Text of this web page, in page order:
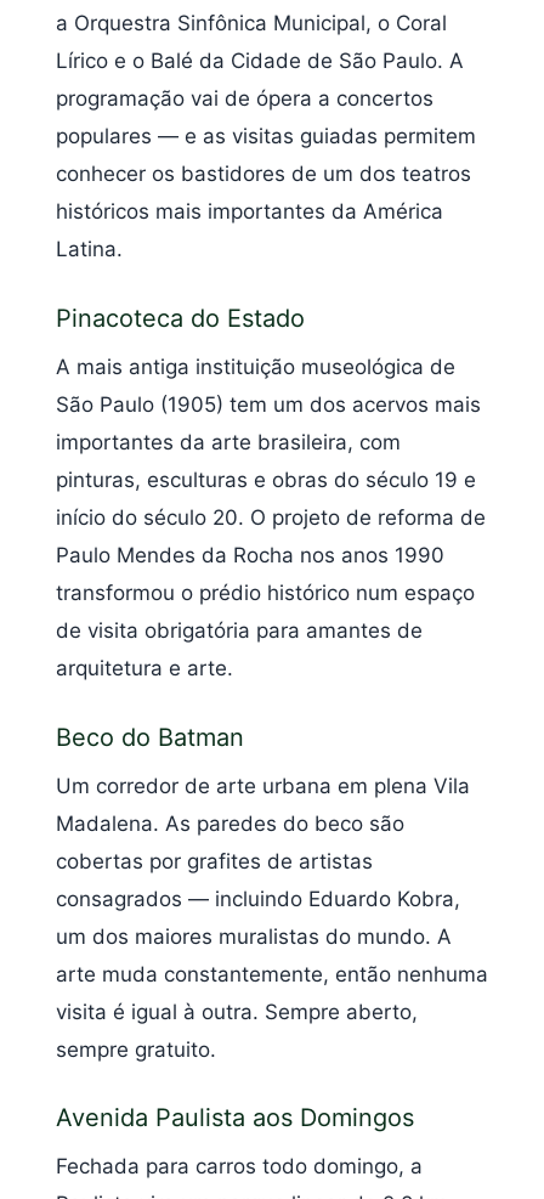
a Orquestra Sinfônica Municipal, o Coral
Lírico e o Balé da Cidade de São Paulo. A
programação vai de ópera a concertos
populares — e as visitas guiadas permitem
conhecer os bastidores de um dos teatros
históricos mais importantes da América
Latina.
Pinacoteca do Estado
A mais antiga instituição museológica de
São Paulo (1905) tem um dos acervos mais
importantes da arte brasileira, com
pinturas, esculturas e obras do século 19 e
início do século 20. O projeto de reforma de
Paulo Mendes da Rocha nos anos 1990
transformou o prédio histórico num espaço
de visita obrigatória para amantes de
arquitetura e arte.
Beco do Batman
Um corredor de arte urbana em plena Vila
Madalena. As paredes do beco são
cobertas por grafites de artistas
consagrados — incluindo Eduardo Kobra,
um dos maiores muralistas do mundo. A
arte muda constantemente, então nenhuma
visita é igual à outra. Sempre aberto,
sempre gratuito.
Avenida Paulista aos Domingos
Fechada para carros todo domingo, a